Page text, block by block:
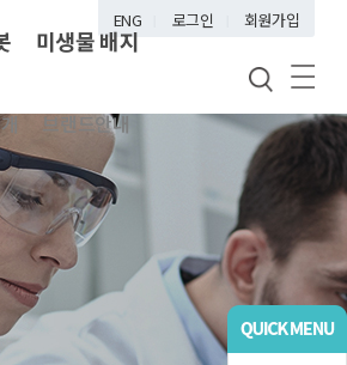
ENG 로그인 회원가입
미생물 배지
브랜드안내